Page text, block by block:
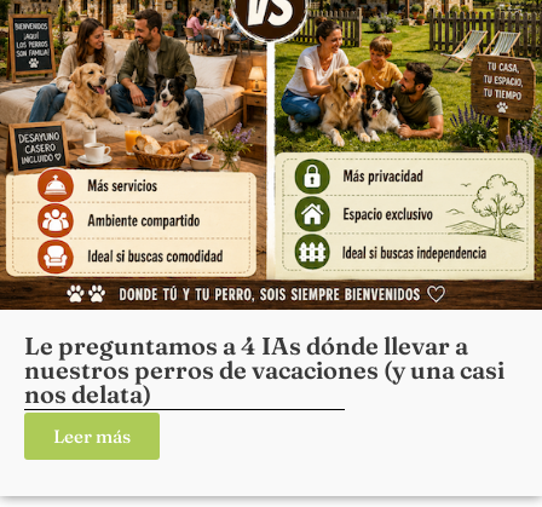
Le preguntamos a 4 IAs dónde llevar a
nuestros perros de vacaciones (y una casi
nos delata)
Leer más